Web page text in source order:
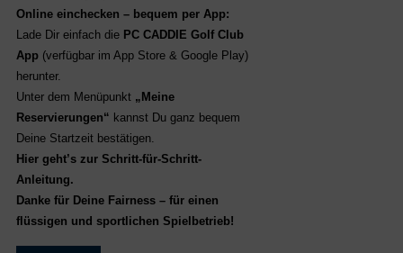
Online einchecken – bequem per App:
Lade Dir einfach die PC CADDIE Golf Club
App (verfügbar im App Store & Google Play)
herunter.
Unter dem Menüpunkt „Meine
Reservierungen“ kannst Du ganz bequem
Deine Startzeit bestätigen.
Hier geht’s zur Schritt-für-Schritt-
Anleitung.
Danke für Deine Fairness – für einen
flüssigen und sportlichen Spielbetrieb!